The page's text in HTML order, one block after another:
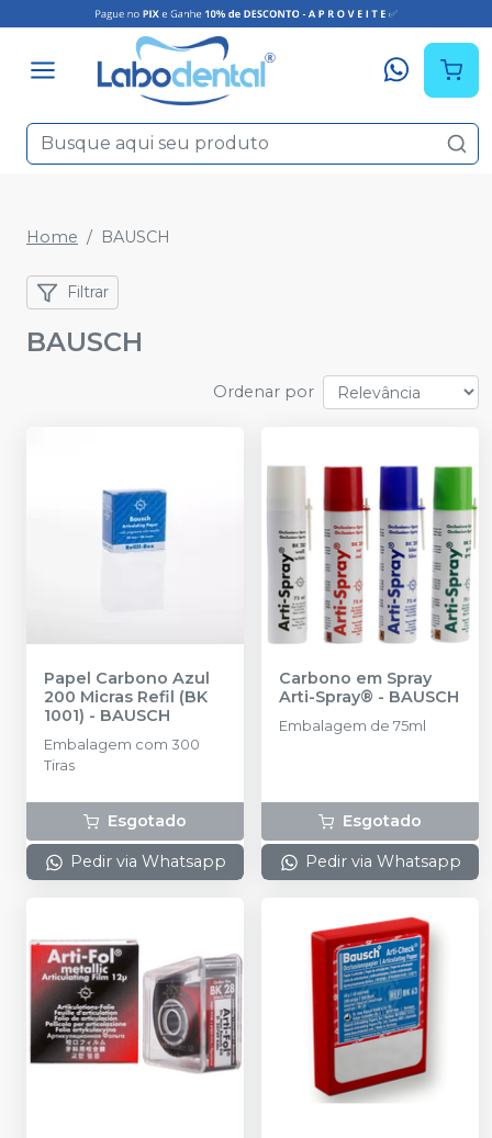
Home BAUSCH
Filtrar
BAUSCH
Ordenar por
Papel Carbono Azul
200 Micras Refil (BK
1001) - BAUSCH
Embalagem com 300
Tiras
Esgotado
Pedir via Whatsapp
Carbono em Spray
Arti-Spray® - BAUSCH
Embalagem de 75ml
Esgotado
Pedir via Whatsapp